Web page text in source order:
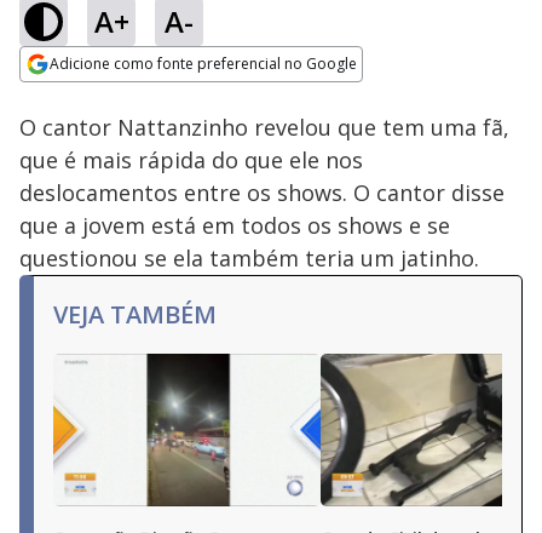
A+ A-
Adicione como fonte preferencial no Google
Ativar
Loaded:
9.60%
O cantor Nattanzinho revelou que tem uma fã,
que é mais rápida do que ele nos
deslocamentos entre os shows. O cantor disse
que a jovem está em todos os shows e se
questionou se ela também teria um jatinho.
VEJA TAMBÉM